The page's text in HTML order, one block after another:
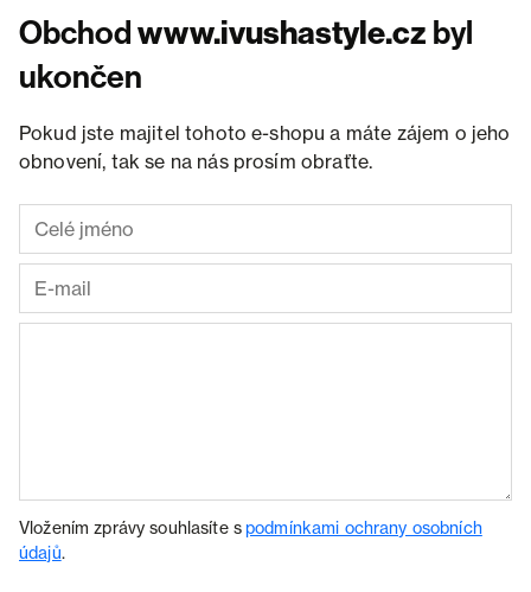
Obchodwww.ivushastyle.cz byl
ukončen
Pokud jste majitel tohoto e-shopu a máte zájem o jeho
obnovení, tak se na nás prosím obraťte.
Vložením zprávy souhlasíte spodmínkami ochrany osobních
údajů.